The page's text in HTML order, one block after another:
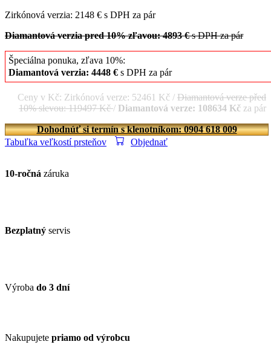
Zirkónová verzia: 2148 € s DPH za pár
Diamantová verzia pred 10% zľavou: 4893 €s DPH za pár
Špeciálna ponuka, zľava 10%:
Diamantová verzia: 4448 € s DPH za pár
Ceny v Kč: Zirkónová verze: 52461 Kč / Diamantová verze před
10% slevou: 119497 Kč/ Diamantová verze: 108634 Kč za pár
Dohodnúť si termín s klenotníkom: 0904 618 009
Tabuľka veľkostí prsteňov
Objednať
10-ročná záruka
Bezplatný servis
Výroba do 3 dní
Nakupujete priamo od výrobcu